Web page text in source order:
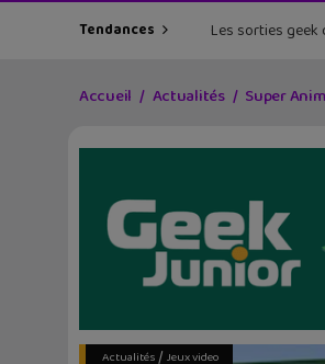
Tendances Les sorties geek
Accueil Actualités Super
Actualités/ Jeux video